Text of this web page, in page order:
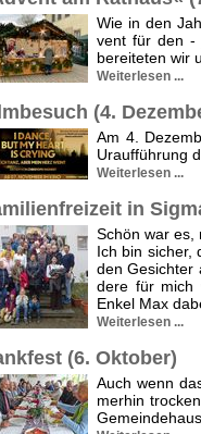
Wie in den
vent für den -
be­reiteten wir
Weiterlesen ...
(4.
Am 4.
Uraufführung
Weiterlesen ...
in
Schön war es,
Ich bin sicher,
den Gesichter
dere für mich
Enkel Max
Weiterlesen ...
(6. Oktober)
Auch wenn
merhin